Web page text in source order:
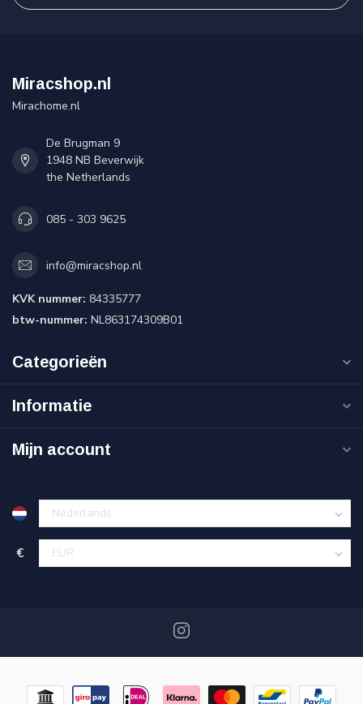
Miracshop.nl
Mirachome.nl
De Brugman 9
1948 NB Beverwijk
the Netherlands
085 - 303 9625
info@miracshop.nl
KVK nummer: 84335777
btw-nummer: NL863174309B01
Categorieën
Informatie
Mijn account
€